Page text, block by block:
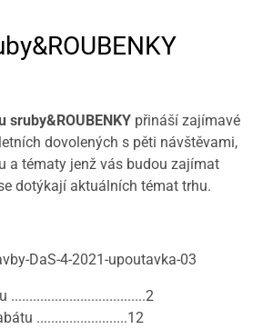
sruby&ROUBENKY přináší zajímavé
dovolených s pěti návštěvami,
a tématy jenž vás budou zajímat
dotýkají aktuálních témat trhu.
.........................12